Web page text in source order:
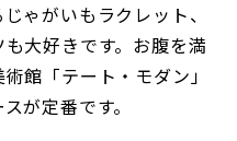
ゃがいもラクレット、
大好きです。お腹を満
館「テート・モダン」
が定番です。